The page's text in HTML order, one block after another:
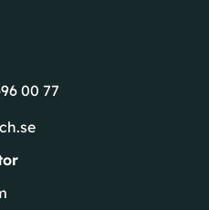
00 77